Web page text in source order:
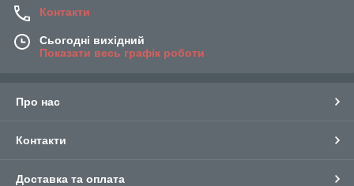
Контакти
Сьогодні вихідний
Показати весь графік роботи
Про нас
Контакти
Доставка та оплата